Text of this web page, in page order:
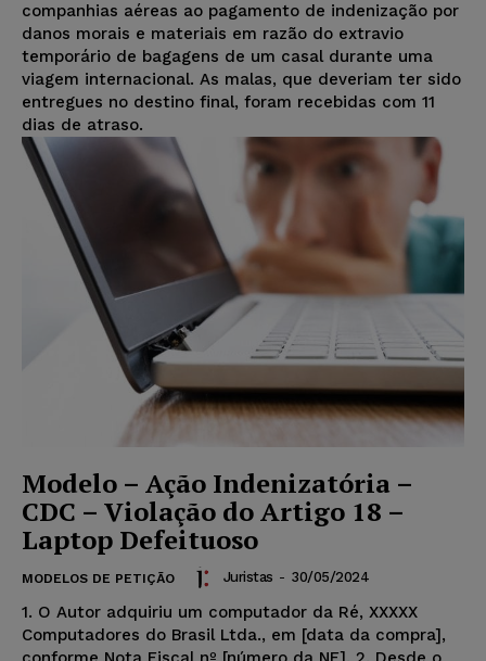
companhias aéreas ao pagamento de indenização por
danos morais e materiais em razão do extravio
temporário de bagagens de um casal durante uma
viagem internacional. As malas, que deveriam ter sido
entregues no destino final, foram recebidas com 11
dias de atraso.
Modelo – Ação Indenizatória –
CDC – Violação do Artigo 18 –
Laptop Defeituoso
MODELOS DE PETIÇÃO Juristas - 30/05/2024
1. O Autor adquiriu um computador da Ré, XXXXX
Computadores do Brasil Ltda., em [data da compra],